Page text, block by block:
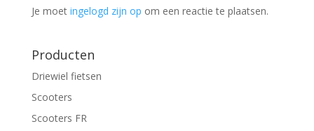
Je moet ingelogd zijn op om een reactie te plaatsen.
Producten
Driewiel fietsen
Scooters
Scooters FR